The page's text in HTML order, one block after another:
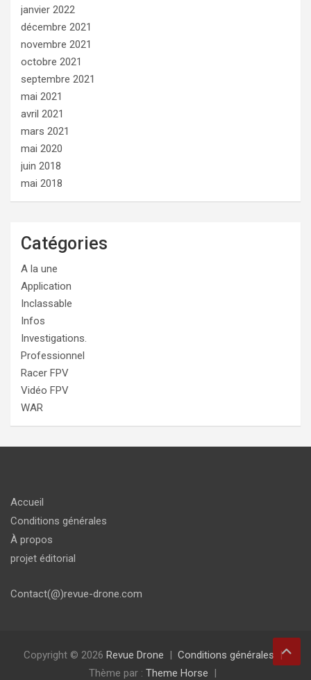
janvier 2022
décembre 2021
novembre 2021
octobre 2021
septembre 2021
mai 2021
avril 2021
mars 2021
mai 2020
juin 2018
mai 2018
Catégories
A la une
Application
Inclassable
Infos
Investigations.
Professionnel
Racer FPV
Vidéo FPV
WAR
Accueil
Conditions générales
À propos
projet éditorial
Contact(@)revue-drone.com
Copyright © 2026 Revue Drone
Conditions générales
Thème par : Theme Horse